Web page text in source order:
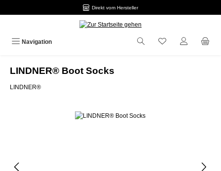
Direkt vom Hersteller
Navigation
LINDNER® Boot Socks
LINDNER®
Bildergalerie überspringen